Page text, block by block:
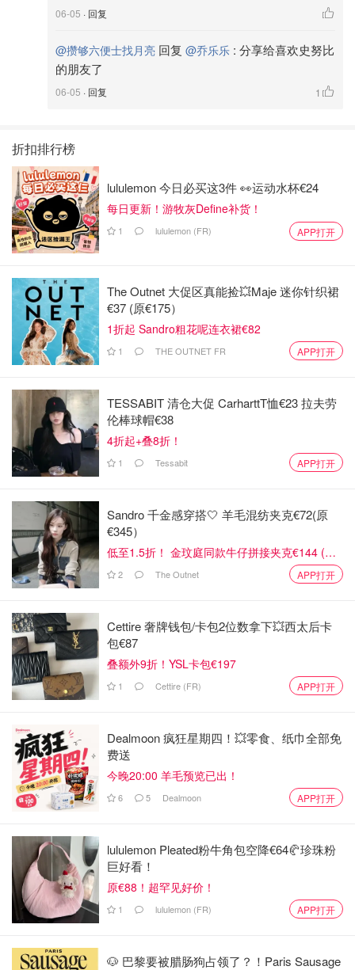
06-05 · 回复
@攒够六便士找月亮 回复 @乔乐乐 : 分享给喜欢史努比
的朋友了
06-05 · 回复 1
折扣排行榜
lululemon 今日必买这3件 👀运动水杯€24
每日更新！游牧灰Define补货！
1 lululemon (FR) APP打开
The Outnet 大促区真能捡💥Maje 迷你针织裙
€37 (原€175）
1折起 Sandro粗花呢连衣裙€82
1 THE OUTNET FR APP打开
TESSABIT 清仓大促 CarharttT恤€23 拉夫劳
伦棒球帽€38
4折起+叠8折！
1 Tessabit APP打开
Sandro 千金感穿搭🤍 羊毛混纺夹克€72(原
€345）
低至1.5折！ 金玟庭同款牛仔拼接夹克€144 (原
€275）
2 The Outnet APP打开
Cettire 奢牌钱包/卡包2位数拿下💥西太后卡
包€87
叠额外9折！YSL卡包€197
1 Cettire (FR) APP打开
Dealmoon 疯狂星期四！💥零食、纸巾全部免
费送
今晚20:00 羊毛预览已出！
6 5 Dealmoon APP打开
lululemon Pleated粉牛角包空降€64🥐珍珠粉
巨好看！
原€88！超罕见好价！
1 lululemon (FR) APP打开
🐶 巴黎要被腊肠狗占领了？！Paris Sausage